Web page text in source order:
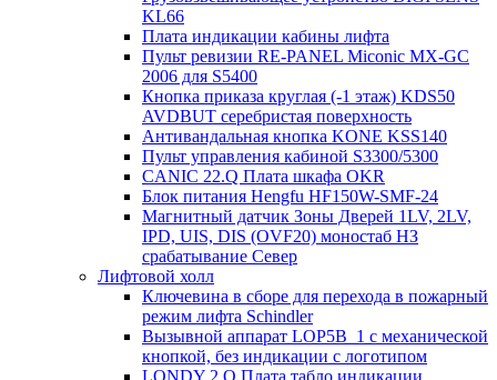
KL66
Плата индикации кабины лифта
Пульт ревизии RE-PANEL Miconic MX-GC
2006 для S5400
Кнопка приказа круглая (-1 этаж) KDS50
AVDBUT серебристая поверхность
Антивандальная кнопка KONE KSS140
Пульт управления кабиной S3300/5300
CANIC 22.Q Плата шкафа OKR
Блок питания Hengfu HF150W-SMF-24
Магнитный датчик Зоны Дверей 1LV, 2LV,
IPD, UIS, DIS (OVF20) моностаб НЗ
срабатывание Cевер
Лифтовой холл
Ключевина в сборе для перехода в пожарный
режим лифта Schindler
Вызывной аппарат LOP5B_1 с механической
кнопкой, без индикации с логотипом
LONDY 2.Q Плата табло индикации